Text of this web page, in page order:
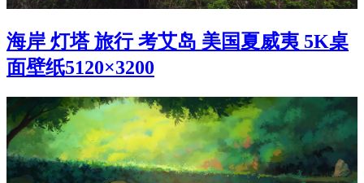
海岸 灯塔 旅行 考艾岛 美国夏威夷 5K桌
面壁纸5120×3200